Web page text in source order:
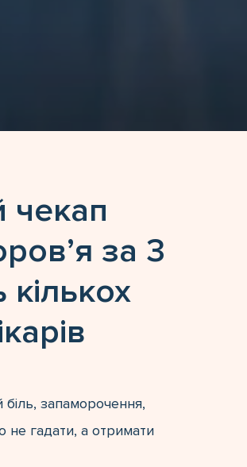
чекап
за 3
кількох
біль, запаморочення,
не гадати, а отримати